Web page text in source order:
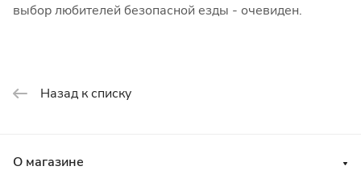
выбор любителей безопасной езды - очевиден.
Назад к списку
О магазине